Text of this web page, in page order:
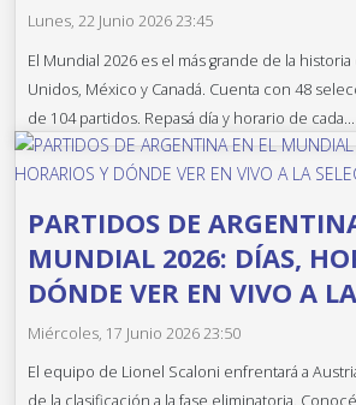
Lunes, 22 Junio 2026 23:45
El Mundial 2026 es el más grande de la
Unidos, México y Canadá. Cuenta con 48
de 104 partidos. Repasá día y horario de cada...
PARTIDOS DE
MUNDIAL 2026: DÍAS,
DÓNDE VER EN VIVO A
Miércoles, 17 Junio 2026 23:50
El equipo de Lionel Scaloni enfrentará a